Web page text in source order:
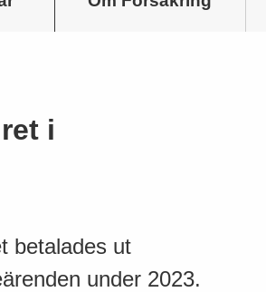
i
betalades ut
under 2023.